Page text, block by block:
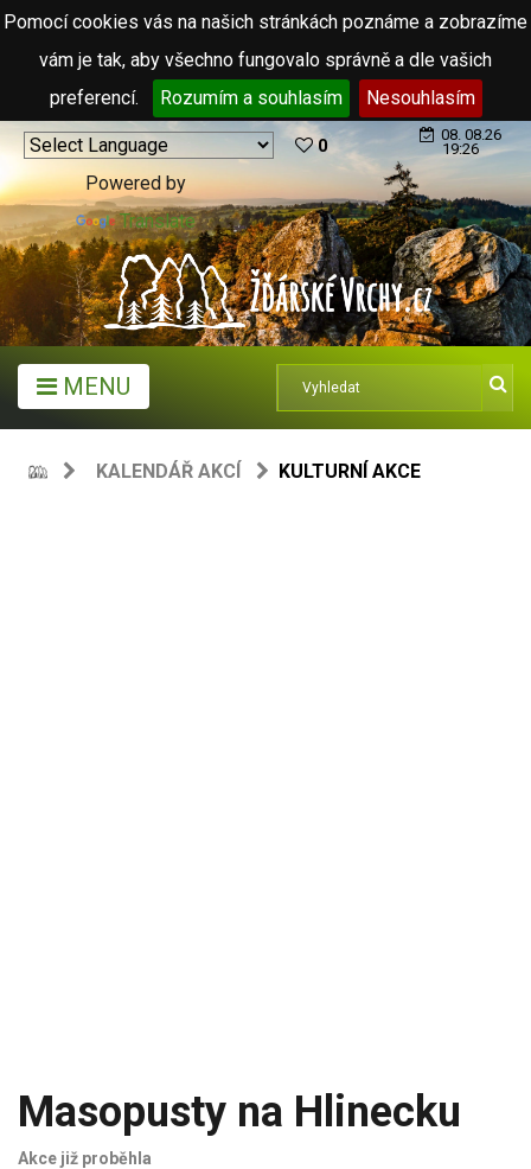
Pomocí cookies vás na našich stránkách poznáme a zobrazíme
vám je tak, aby všechno fungovalo správně a dle vašich
preferencí.
Rozumím a souhlasím Nesouhlasím
Powered by
Translate
0
08. 08.26
19:26
MENU
KALENDÁŘ AKCÍ KULTURNÍ AKCE
Masopusty na Hlinecku
Akce již proběhla